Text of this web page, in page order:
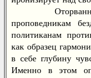
Оторванным
проповедникам
политиканам
как образец
в себе глубину
Именно в этом